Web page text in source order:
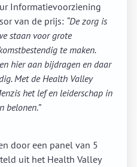
Informatievoorziening
van de prijs: “De zorg is
staan voor grote
te maken.
hier aan bijdragen en daar
Met de Health Valley
het lef en leiderschap in
belonen.”
door een panel van 5
uit het Health Valley